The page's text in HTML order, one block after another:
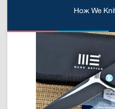
Нож We